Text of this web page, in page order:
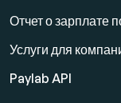
Отчет о зарплате
Услуги для
Paylab API